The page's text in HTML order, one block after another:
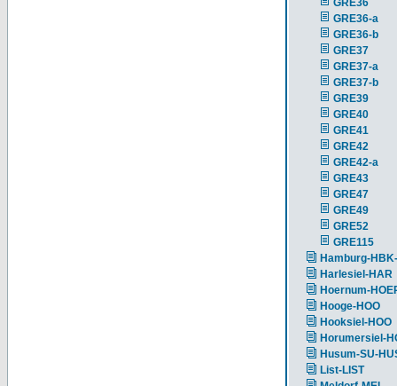
GRE36
GRE36-a
GRE36-b
GRE37
GRE37-a
GRE37-b
GRE39
GRE40
GRE41
GRE42
GRE42-a
GRE43
GRE47
GRE49
GRE52
GRE115
Hamburg-
Harlesiel-HAR
Hoernum-
Hooge-HOO
Hooksiel-HOO
Horumersiel-
Husum-SU-
List-LIST